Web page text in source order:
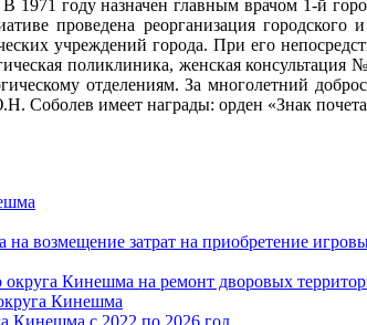
1971 году назначен главным врачом 1-й
проведена реорганизация
учреждений города. При его
поликлиника, женская
отделениям. За многолетний
Соболев имеет награды: орден «Знак
возмещение затрат на приобретение
Кинешма на ремонт дворовых
Кинешма
Кинешма с 2022 по 2026 год